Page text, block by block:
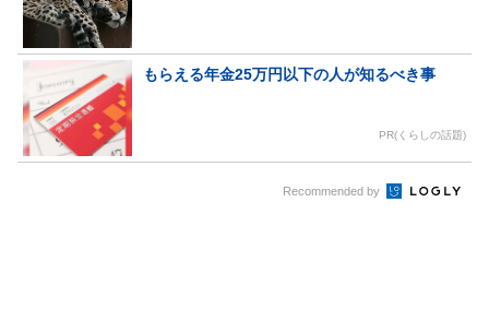
もらえる年金25万円以下の人が知るべき事
PR(くらしの話題)
Recommended by